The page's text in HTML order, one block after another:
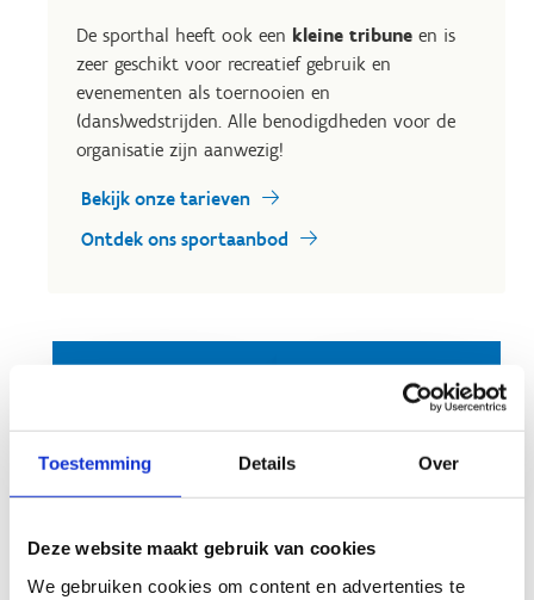
Toestemming Details Over
Deze website maakt gebruik van cookies
We gebruiken cookies om content en advertenties te
De sporthal heeft ook een kleine tribune en is
zeer geschikt voor recreatief gebruik en
evenementen als toernooien en
(dans)wedstrijden. Alle benodigdheden voor de
organisatie zijn aanwezig!
Bekijk onze tarieven
Ontdek ons sportaanbod
plannen?
Contacteer ons
Op sportstage in Genk?